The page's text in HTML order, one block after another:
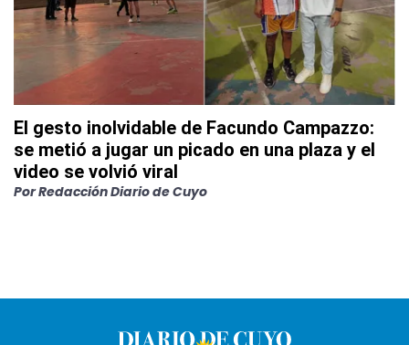
El gesto inolvidable de Facundo Campazzo:
se metió a jugar un picado en una plaza y el
video se volvió viral
PorRedacción Diario de Cuyo